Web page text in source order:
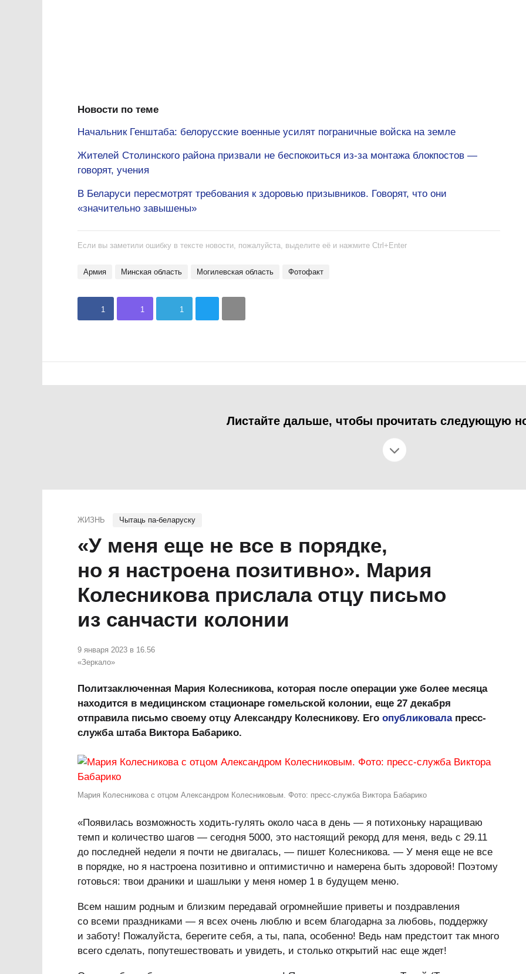
Новости по теме
Начальник Генштаба: белорусские военные усилят пограничные войска на земле
Жителей Столинского района призвали не беспокоиться из-за монтажа блокпостов —
говорят, учения
В Беларуси пересмотрят требования к здоровью призывников. Говорят, что они
«значительно завышены»
Если вы заметили ошибку в тексте новости, пожалуйста, выделите её и нажмите Ctrl+Enter
Армия Минская область Могилевская область Фотофакт
1 1 1
Листайте дальше, чтобы прочитать следующую